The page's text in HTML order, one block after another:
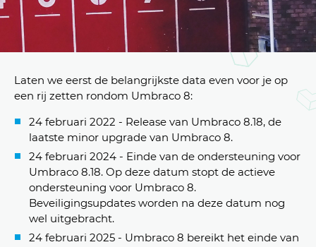
Laten we eerst de belangrijkste data even voor je op
een rij zetten rondom Umbraco 8:
24 februari 2022 - Release van Umbraco 8.18, de
laatste minor upgrade van Umbraco 8.
24 februari 2024 - Einde van de ondersteuning voor
Umbraco 8.18. Op deze datum stopt de actieve
ondersteuning voor Umbraco 8.
Beveiligingsupdates worden na deze datum nog
wel uitgebracht.
24 februari 2025 - Umbraco 8 bereikt het einde van